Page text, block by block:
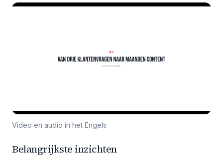
Video en audio in het Engels
Belangrijkste inzichten